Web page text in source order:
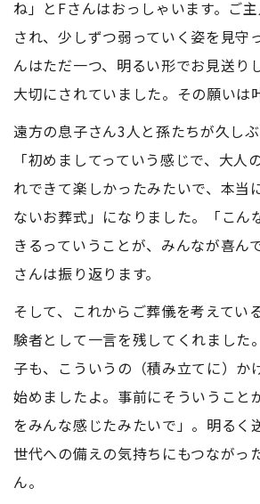
ね」とFさんはおっしゃいます。ご
され、少しずつ弱っていく姿を見守
んはただ一つ、明るい形でお見送り
大切にされていました。その願いは
遠方の息子さん3人と孫たちが久しぶ
「初めましてっていう感じで、大人
れできて楽しかったみたいで、本当
ないお葬式」になりました。「こん
きるっていうことが、みんなが喜ん
さんは振り返ります。
そして、これからご葬儀を考えてい
験者として一言を残してくれました
子も、こういうの（積み立てに）か
始めましたよ。事前にそういうこと
をみんな感じたみたいで」。明るく
世代への備えの気持ちにもつながっ
ん。